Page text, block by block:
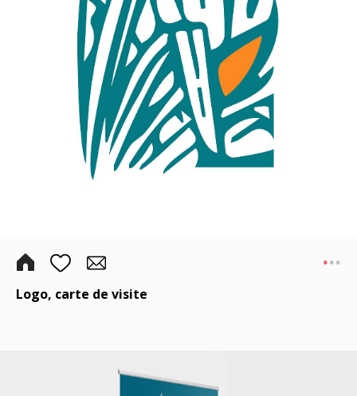
...
Logo, carte de visite